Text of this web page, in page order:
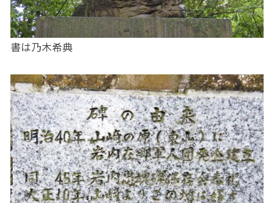
書は乃木希典